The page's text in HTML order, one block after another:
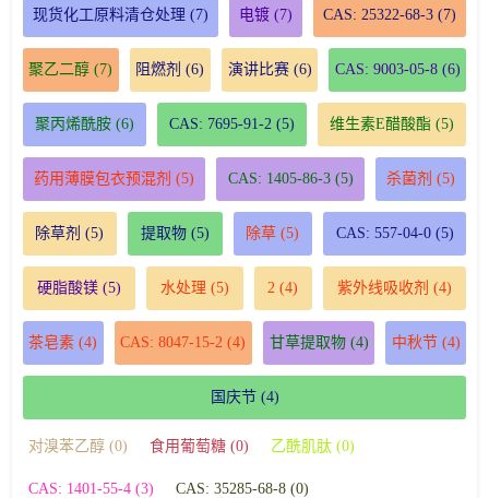
现货化工原料清仓处理 (7) 电镀 (7) CAS: 25322-68-3 (7)
聚乙二醇 (7) 阻燃剂 (6) 演讲比赛(6) CAS: 9003-05-8(6)
聚丙烯酰胺(6) CAS: 7695-91-2 (5) 维生素E醋酸酯 (5)
药用薄膜包衣预混剂 (5) CAS: 1405-86-3(5) 杀菌剂 (5)
除草剂 (5) 提取物(5) 除草 (5) CAS: 557-04-0(5)
硬脂酸镁(5) 水处理 (5) 2 (4) 紫外线吸收剂 (4)
茶皂素 (4) CAS: 8047-15-2 (4) 甘草提取物(4) 中秋节(4)
国庆节(4)
对溴苯乙醇 (0) 食用葡萄糖 (0) 乙酰肌肽 (0)
CAS: 1401-55-4 (3) CAS: 35285-68-8 (0)